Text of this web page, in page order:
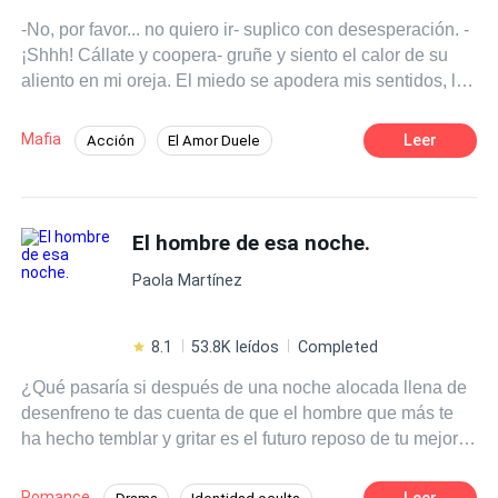
-No, por favor... no quiero ir- suplico con desesperación. -
¡Shhh! Cállate y coopera- gruñe y siento el calor de su
aliento en mi oreja. El miedo se apodera mis sentidos, la
-¡Mamá, ayúdame!- Mi grito no la conmueve y voltea el
rostro como si yo no fuera su hija, abrazando a mi
sujeta no logro inmutarlo. Mi espalda choca con su pecho
a medida que me arrastra fuera de la casa.
Mafia Acción El Amor Duele
Amor Prohibido De Odio al Amor
Leer
El hombre de esa noche.
Paola Martínez
8.1 53.8K leídos Completed
¿Qué pasaría si después de una noche alocada llena de
desenfreno te das cuenta de que el hombre que más te
ha hecho temblar y gritar es el futuro reposo de tu mejor
seguir sus sueños, no importa cuál sea, ella siempre va